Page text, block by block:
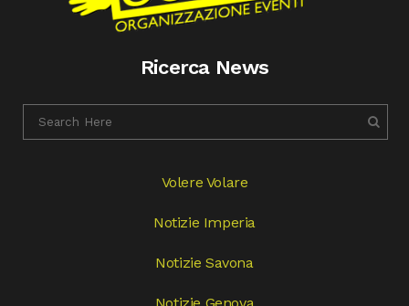
Ricerca News
Volere Volare
Notizie Imperia
Notizie Savona